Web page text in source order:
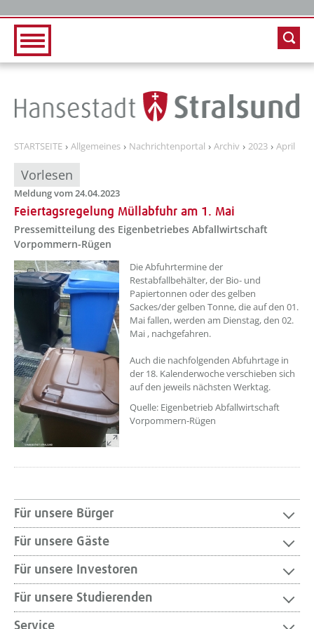
STARTSEITE Allgemeines Nachrichtenportal Archiv 2023 April
Vorlesen
Meldung vom 24.04.2023
Feiertagsregelung Müllabfuhr am 1. Mai
Pressemitteilung des Eigenbetriebes Abfallwirtschaft
Vorpommern-Rügen
??? absaetzeOben[1]/titel ???
Die Abfuhrtermine der
Restabfallbehälter, der Bio- und
Papiertonnen oder des gelben
Sackes/der gelben Tonne, die auf den 01.
Mai fallen, werden am Dienstag, den 02.
Mai , nachgefahren.
Auch die nachfolgenden Abfuhrtage in
der 18. Kalenderwoche verschieben sich
auf den jeweils nächsten Werktag.
Quelle: Eigenbetrieb Abfallwirtschaft
Vorpommern-Rügen
Für unsere Bürger
Für unsere Gäste
Für unsere Investoren
Für unsere Studierenden
Service